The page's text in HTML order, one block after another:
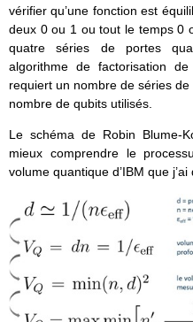
vérifier qu’une fonction est
deux 0 ou 1 ou tout le temps 0
quatre séries de portes
algorithme de factorisation
requiert un nombre de séries
nombre de qubits utilisés.
Le schéma de Robin Blume-
mieux comprendre le
volume quantique d’IBM que